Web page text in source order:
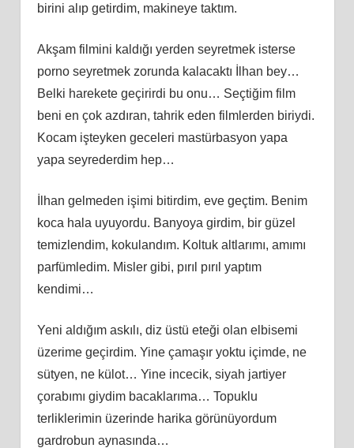
birini alıp getirdim, makineye taktım.
Akşam filmini kaldığı yerden seyretmek isterse
porno seyretmek zorunda kalacaktı İlhan bey…
Belki harekete geçirirdi bu onu… Seçtiğim film
beni en çok azdıran, tahrik eden filmlerden biriydi.
Kocam işteyken geceleri mastürbasyon yapa
yapa seyrederdim hep…
İlhan gelmeden işimi bitirdim, eve geçtim. Benim
koca hala uyuyordu. Banyoya girdim, bir güzel
temizlendim, kokulandım. Koltuk altlarımı, amımı
parfümledim. Misler gibi, pırıl pırıl yaptım
kendimi…
Yeni aldığım askılı, diz üstü eteği olan elbisemi
üzerime geçirdim. Yine çamaşır yoktu içimde, ne
sütyen, ne külot… Yine incecik, siyah jartiyer
çorabımı giydim bacaklarıma… Topuklu
terliklerimin üzerinde harika görünüyordum
gardrobun aynasında…